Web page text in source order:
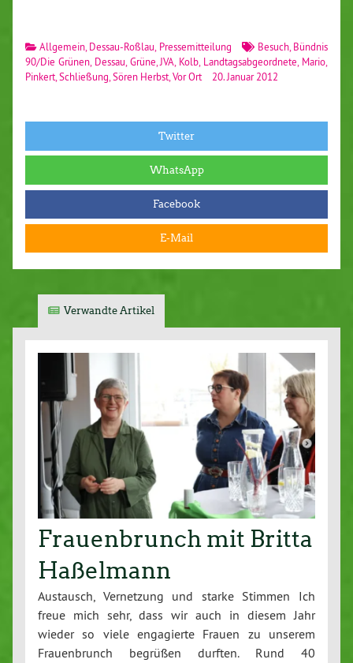
Allgemein, Dessau-Roßlau Pressemitteilung Besuch, Bündnis
90/Die Grünen, Dessau Grüne JVA Kolb Landtagsabgeordnete Mario
Pinkert Schließung Sören Herbst Vor Ort 20. Januar 2012
Twitter
WhatsApp
Facebook
E-Mail
Verwandte Artikel
Frauenbrunch mit Britta
Haßelmann
Austausch, Vernetzung und starke Stimmen Ich
freue mich sehr, dass wir auch in diesem Jahr
wieder so viele engagierte Frauen zu unserem
Frauenbrunch begrüßen durften. Rund 40